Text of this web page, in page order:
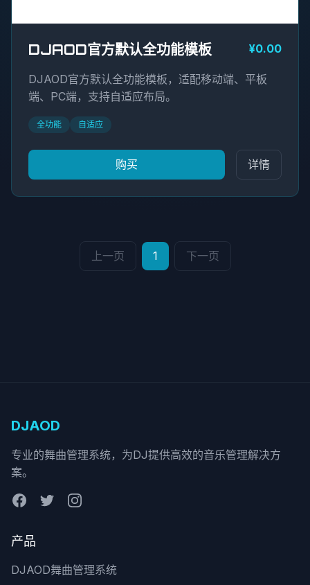
DJAOD官方默认全功能模板 ¥0.00
DJAOD官方默认全功能模板，适配移动端、平板
端、PC端，支持自适应布局。
全功能 自适应
购买 详情
上一页 1 下一页
DJAOD
专业的舞曲管理系统，为DJ提供高效的音乐管理解决方
案。
产品
DJAOD舞曲管理系统